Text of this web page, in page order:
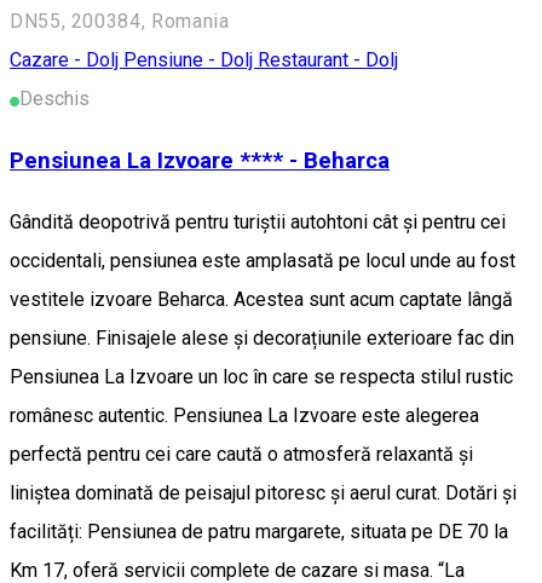
DN55, 200384, Romania
Cazare - Dolj Pensiune - Dolj Restaurant - Dolj
Deschis
Pensiunea La Izvoare **** - Beharca
Gândită deopotrivă pentru turiștii autohtoni cât și pentru cei
occidentali, pensiunea este amplasată pe locul unde au fost
vestitele izvoare Beharca. Acestea sunt acum captate lângă
pensiune. Finisajele alese și decorațiunile exterioare fac din
Pensiunea La Izvoare un loc în care se respecta stilul rustic
românesc autentic. Pensiunea La Izvoare este alegerea
perfectă pentru cei care caută o atmosferă relaxantă și
liniștea dominată de peisajul pitoresc și aerul curat. Dotări și
facilități: Pensiunea de patru margarete, situata pe DE 70 la
Km 17, oferă servicii complete de cazare si masa. “La